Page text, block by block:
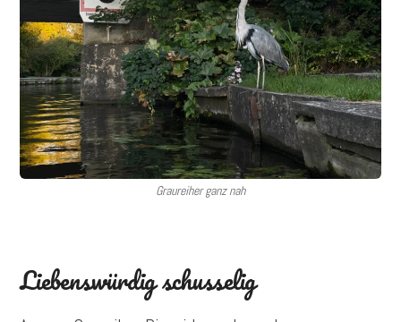
Graureiher ganz nah
Liebenswürdig schusselig